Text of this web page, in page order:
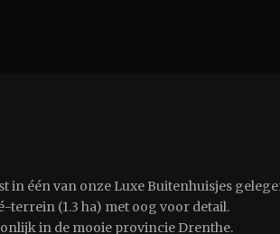
in één van onze Luxe Buitenhuisjes
(1.3 ha) met oog voor detail.
in de mooie provincie Drenthe.